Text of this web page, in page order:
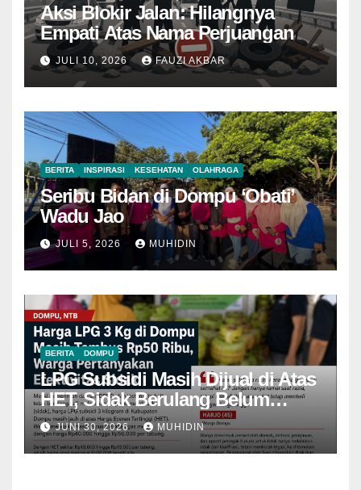
Aksi Blokir Jalan: Hilangnya
Empati Atas Nama Perjuangan
JULI 10, 2026 FAUZI AKBAR
BERITA INSPIRASI KESEHATAN OLAHRAGA
Seribu Bidan di Dompu ‘Obati’
Wadu Jao
JULI 5, 2026 MUHIDIN
BERITA DOMPU
LPG Subsidi Masih Dijual di Atas
HET, Sidak Berulang Belum
Mampu Menekan Harga
JUNI 30, 2026 MUHIDIN